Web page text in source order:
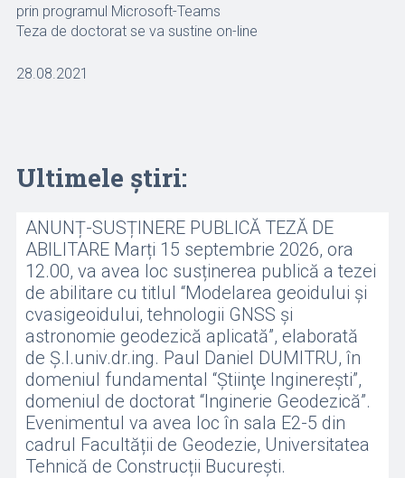
prin programul Microsoft-Teams
Teza de doctorat se va sustine on-line
28.08.2021
Ultimele știri:
ANUNȚ-SUSȚINERE PUBLICĂ TEZĂ DE
ABILITARE Marți 15 septembrie 2026, ora
12.00, va avea loc susținerea publică a tezei
de abilitare cu titlul “Modelarea geoidului și
cvasigeoidului, tehnologii GNSS și
astronomie geodezică aplicată”, elaborată
de Ș.l.univ.dr.ing. Paul Daniel DUMITRU, în
domeniul fundamental “Ştiinţe Inginereşti”,
domeniul de doctorat “Inginerie Geodezică”.
Evenimentul va avea loc în sala E2-5 din
cadrul Facultății de Geodezie, Universitatea
Tehnică de Construcții București.